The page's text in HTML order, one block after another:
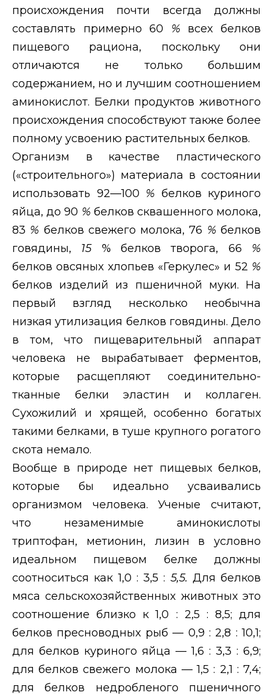
происхождения почти всегда должны
составлять примерно 60 % всех белков
пищевого рациона, поскольку они
отличаются не только большим
содержанием, но и лучшим соотношением
аминокислот. Белки продуктов животного
происхождения способствуют также более
полному усвоению растительных белков.
Организм в качестве пластического
(«строительного») материала в состоянии
использовать 92—100 % белков куриного
яйца, до 90 % белков сквашенного молока,
83 % белков свежего молока, 76 %белков
говядины, 15 % белков творога, 66 %
белков овсяных хлопьев «Геркулес» и 52 %
белков изделий из пшеничной муки. На
первый взгляд несколько необычна
низкая утилизация белков говядины. Дело
в том, что пищеварительный аппарат
человека не вырабатывает ферментов,
которые расщепляют соединительно-
тканные белки эластин и коллаген.
Сухожилий и хрящей, особенно богатых
такими белками, в туше крупного рогатого
скота немало.
Вообще в природе нет пищевых белков,
которые бы идеально усваивались
организмом человека. Ученые считают,
что незаменимые аминокислоты
триптофан, метионин, лизин в условно
идеальном пищевом белке должны
соотноситься как 1,0 : 3,5 : 5,5. Для белков
мяса сельскохозяйственных животных это
соотношение близко к 1,0 : 2,5 : 8,5; для
белков пресноводных рыб — 0,9 : 2,8 : 10,1;
для белков куриного яйца — 1,6 : 3,3 : 6,9;
для белков свежего молока — 1,5 : 2,1 : 7,4;
для белков недробленого пшеничного